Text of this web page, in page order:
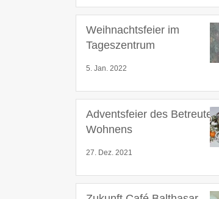
Weihnachtsfeier im
Tageszentrum
5. Jan. 2022
Adventsfeier des Betreuten
Wohnens
27. Dez. 2021